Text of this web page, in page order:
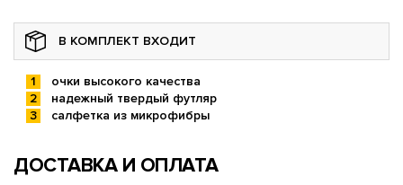
В КОМПЛЕКТ ВХОДИТ
очки высокого качества
надежный твердый футляр
салфетка из микрофибры
ДОСТАВКА И ОПЛАТА